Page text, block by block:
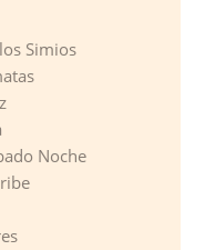
Simios
Noche